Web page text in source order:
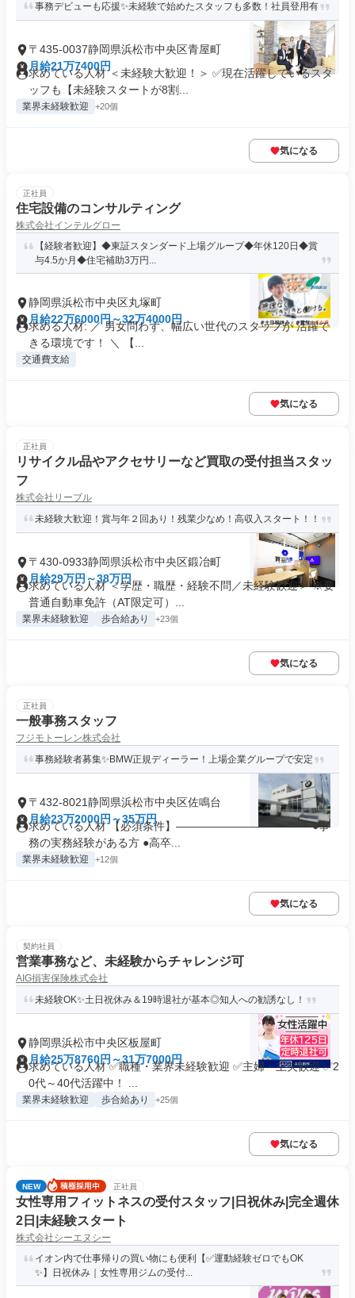
事務デビューも応援✨未経験で始めたスタッフも多数！社員登用有
〒435-0037静岡県浜松市中央区青屋町
月給21万7400円
求めている人材 ＜未経験大歓迎！＞ ✅現在活躍しているスタ
ッフも【未経験スタートが8割...
業界未経験歓迎 +20個
気になる
正社員
住宅設備のコンサルティング
株式会社インテルグロー
【経験者歓迎】◆東証スタンダード上場グループ◆年休120日◆賞
与4.5か月◆住宅補助3万円...
静岡県浜松市中央区丸塚町
月給22万6000円～32万4000円
求める人材: ／ 男女問わず、幅広い世代のスタッフが 活躍で
きる環境です！ ＼ 【...
交通費支給
気になる
正社員
リサイクル品やアクセサリーなど買取の受付担当スタッ
フ
株式会社リーブル
未経験大歓迎！賞与年２回あり！残業少なめ！高収入スタート！！
〒430-0933静岡県浜松市中央区鍛冶町
月給29万円～38万円
求めている人材 ＜学歴・職歴・経験不問／未経験歓迎＞ ※要
普通自動車免許（AT限定可）...
業界未経験歓迎 歩合給あり +23個
気になる
正社員
一般事務スタッフ
フジモトーレン株式会社
事務経験者募集✨BMW正規ディーラー！上場企業グループで安定
〒432-8021静岡県浜松市中央区佐鳴台
月給23万2000円～35万円
求めている人材 【必須条件】―――――――――――― ●事
務の実務経験がある方 ●高卒...
業界未経験歓迎 +12個
気になる
契約社員
営業事務など、未経験からチャレンジ可
AIG損害保険株式会社
未経験OK✨土日祝休み＆19時退社が基本◎知人への勧誘なし！
静岡県浜松市中央区板屋町
月給25万8760円～31万7000円
求めている人材 ✅職種・業界未経験歓迎 ✅主婦・主夫歓迎 ✅2
0代～40代活躍中！ ...
業界未経験歓迎 歩合給あり +25個
気になる
NEW 正社員
女性専用フィットネスの受付スタッフ|日祝休み|完全週休
2日|未経験スタート
株式会社シーエヌシー
イオン内で仕事帰りの買い物にも便利【✅運動経験ゼロでもOK
✨】日祝休み｜女性専用ジムの受付...